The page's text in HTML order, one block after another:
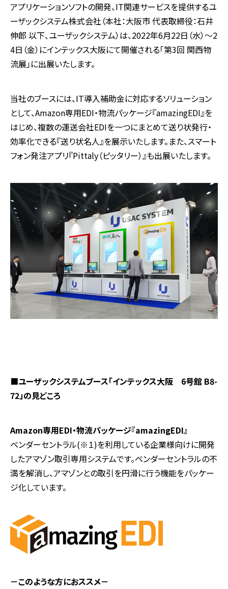
アプリケーションソフトの開発、IT関連サービスを提供するユ
ーザックシステム株式会社（本社：大阪市 代表取締役：石井
伸郎 以下、ユーザックシステム）は、2022年6月22日（水）～2
4日（金）にインテックス大阪にて開催される「第3回 関西物
流展」に出展いたします。
当社のブースには、IT導入補助金に対応するソリューション
として、Amazon専用EDI・物流パッケージ『amazingEDI』を
はじめ、複数の運送会社EDIを一つにまとめて送り状発行・
効率化できる『送り状名人』を展示いたします。また、スマート
フォン発注アプリ『Pittaly（ピッタリー）』も出展いたします。
■ユーザックシステムブース「インテックス大阪 6号館 B8-
72」の見どころ
Amazon専用EDI・物流パッケージ『amazingEDI』
ベンダーセントラル(※１)を利用している企業様向けに開発
したアマゾン取引専用システムです。ベンダーセントラルの不
満を解消し、アマゾンとの取引を円滑に行う機能をパッケー
ジ化しています。
－このような方におススメ－